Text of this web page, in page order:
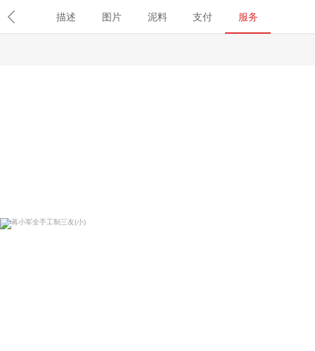
首页 紫砂壶 名壶 学堂 名家 职称查询
描述 图片 泥料 支付 服务